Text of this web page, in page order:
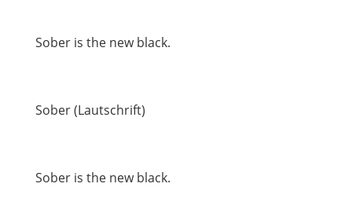
Sober is the new black.
Sober (Lautschrift)
Sober is the new black.